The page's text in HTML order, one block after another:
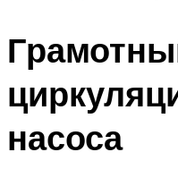
насоса